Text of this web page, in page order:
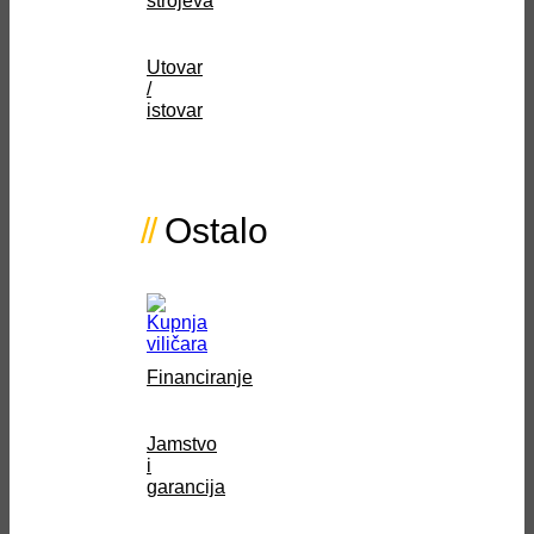
Utovar
/
istovar
Ostalo
Financiranje
Jamstvo
i
garancija